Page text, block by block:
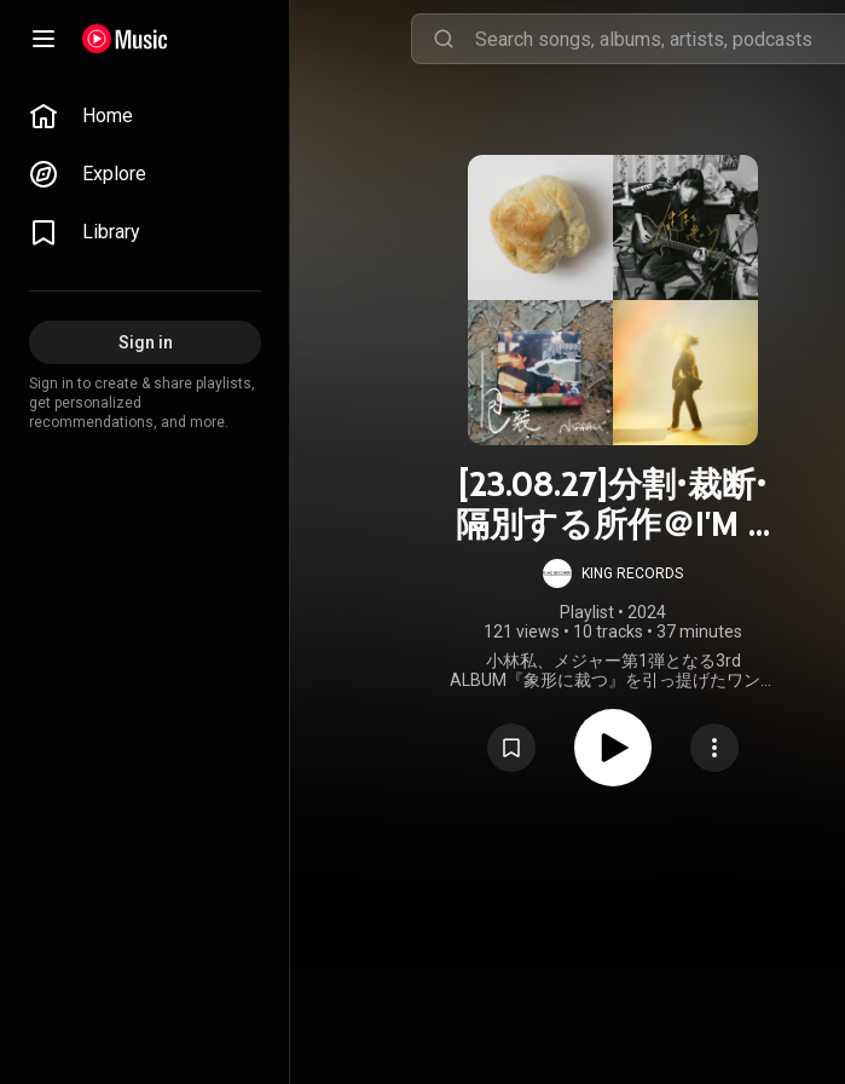
Home
Explore
Library
Sign in
Sign in to create & share playlists,
get personalized
recommendations, and more.
[23.08.27]分割・裁断・
隔別する所作＠I'M A
SHOW
KING RECORDS
Playlist • 2024
121 views • 10 tracks • 37 minutes
小林私、メジャー第1弾となる3rd
ALBUM『象形に裁つ』を引っ提げたワンマ
8/27 I'M A SHOW東京公演のセットリスト！